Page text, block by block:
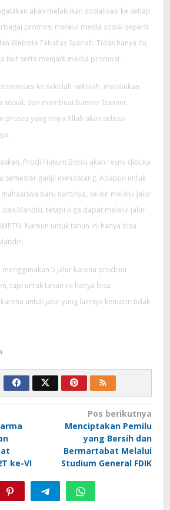
akan melakukan sosialisasi ke setiap
promosi melalui media sosial seperti
Website Fakultas Syariah. Tidak hanya itu,
ikut serta menjadi media promosi.
ke sekolah-sekolah, melakukan
sosial, dan membuat banner-banner.
proses yang Insya Allah akan selesai
Prodi Hukum Bisnis akan resmi dibuka
semester ganjil mendatang. Adapun untuk
baru nantinya, selain melalui jalur
dan Mandiri, tetapi juga dapat melalui jalur
Namun untuk tahun ini hanya bisa
menggunakan 5 jalur karena prodi ini
tapi untuk tahun ini hanya bisa
untuk jalur yang lainnya kemarin tidak
ke-VI
Pos berikutnya
Menciptakan Pemilu
yang Bersih dan
Bermartabat Melalui
Studium General FDIK